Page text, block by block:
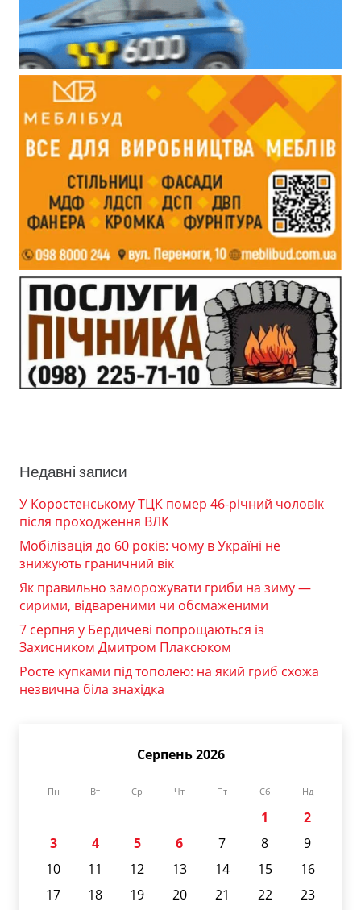
Недавні записи
У Коростенському ТЦК помер 46-річний чоловік
після проходження ВЛК
Мобілізація до 60 років: чому в Україні не
знижують граничний вік
Як правильно заморожувати гриби на зиму —
сирими, відвареними чи обсмаженими
7 серпня у Бердичеві попрощаються із
Захисником Дмитром Плаксюком
Росте купками під тополею: на який гриб схожа
незвична біла знахідка
Серпень 2026
Пн Вт Ср Чт Пт Сб Нд
1
2
3
4 5 6 7 8
9
10
11 12 13 14 15
16
17
18 19 20 21 22
23